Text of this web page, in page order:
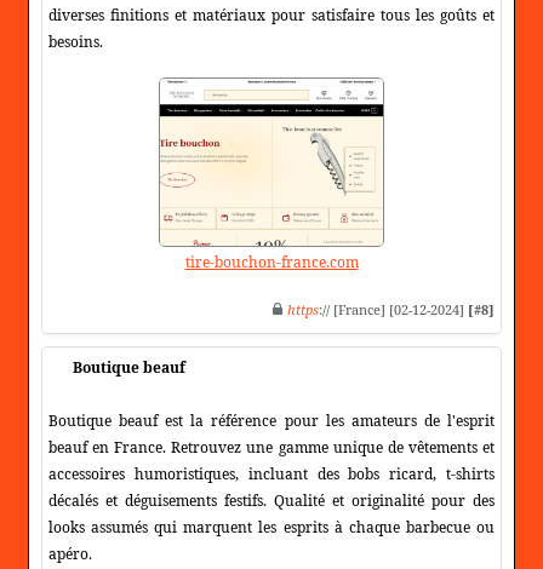
diverses finitions et matériaux pour satisfaire tous les goûts et
besoins.
tire-bouchon-france.com
https:// [France] [02-12-2024] [#8]
Boutique beauf
Boutique beauf est la référence pour les amateurs de l'esprit
beauf en France. Retrouvez une gamme unique de vêtements et
accessoires humoristiques, incluant des bobs ricard, t-shirts
décalés et déguisements festifs. Qualité et originalité pour des
looks assumés qui marquent les esprits à chaque barbecue ou
apéro.